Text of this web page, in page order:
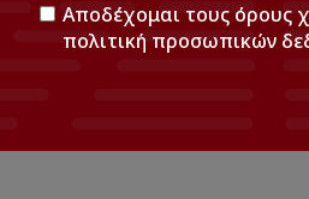
Αποδέχομαι τους όρους
πολιτική προσωπικών